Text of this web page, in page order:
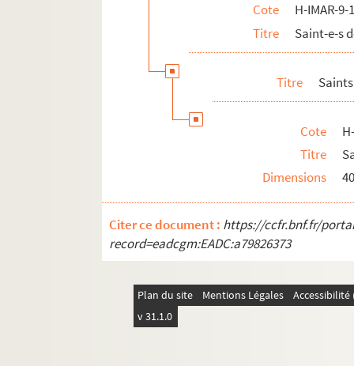
Cote
H-IMAR-9-
Titre
Saint-e-s
Titre
Cote
Titre
Dimensions
Citer ce document : https://ccfr.bnf.fr/
record=eadcgm:EADC:a79826373
Plan du site Mentions Légales
v 31.1.0